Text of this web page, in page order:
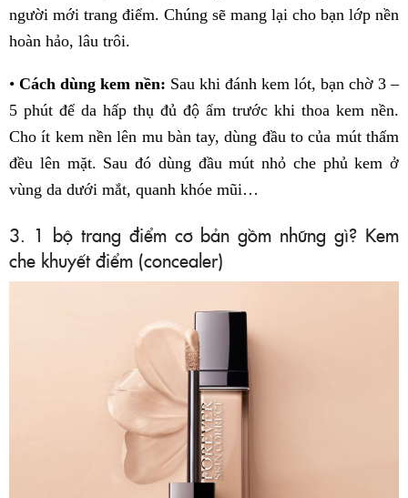
người mới trang điểm. Chúng sẽ mang lại cho bạn lớp nền
hoàn hảo, lâu trôi.
• Cách dùng kem nền: Sau khi đánh kem lót, bạn chờ 3 –
5 phút để da hấp thụ đủ độ ẩm trước khi thoa kem nền.
Cho ít kem nền lên mu bàn tay, dùng đầu to của mút thấm
đều lên mặt. Sau đó dùng đầu mút nhỏ che phủ kem ở
vùng da dưới mắt, quanh khóe mũi…
3. 1 bộ trang điểm cơ bản gồm những gì? Kem
che khuyết điểm (concealer)